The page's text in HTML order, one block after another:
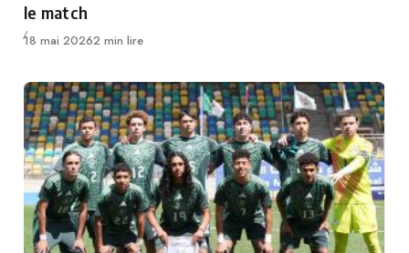
le match
Publié
18 mai 20262 min lire